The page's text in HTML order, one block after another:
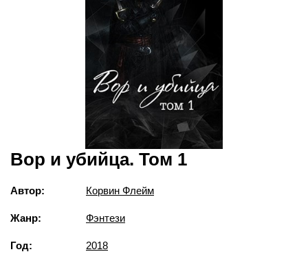
Вор и убийца. Том 1
Автор: Корвин Флейм
Жанр: Фэнтези
Год: 2018